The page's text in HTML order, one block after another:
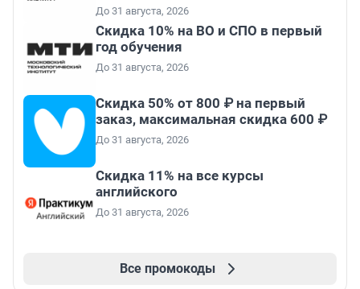
До 31 августа, 2026
Скидка 10% на ВО и СПО в первый
год обучения
До 31 августа, 2026
Скидка 50% от 800 ₽ на первый
заказ, максимальная скидка 600 ₽
До 31 августа, 2026
Скидка 11% на все курсы
английского
До 31 августа, 2026
Все промокоды